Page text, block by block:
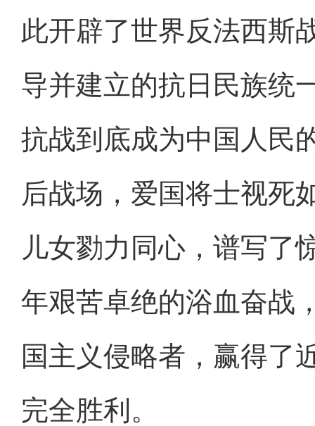
此开辟了世界反法西斯
导并建立的抗日民族统
抗战到底成为中国人民
后战场，爱国将士视死
儿女勠力同心，谱写了
年艰苦卓绝的浴血奋战
国主义侵略者，赢得了
完全胜利。